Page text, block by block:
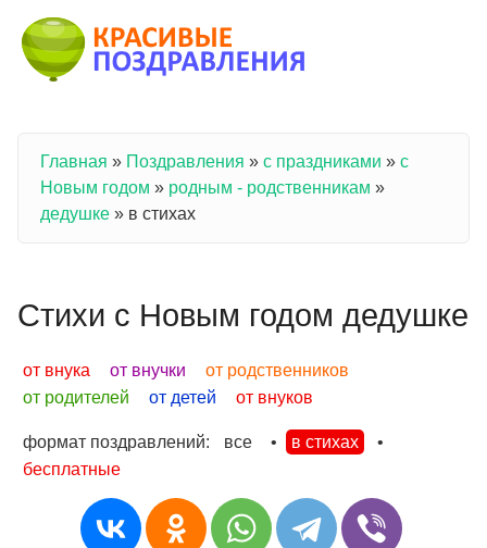
Вы здесь
Главная » Поздравления » с праздниками » с
Новым годом » родным - родственникам »
дедушке » в стихах
Стихи с Новым годом дедушке
от внука от внучки
от родственников
от родителей
от детей от внуков
формат поздравлений: все • в стихах
•
бесплатные